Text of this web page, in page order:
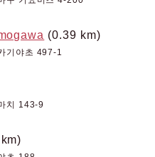
(0.39 km)
기야초 497-1
치 143-9